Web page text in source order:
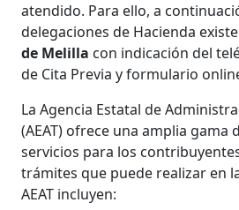
atendido. Para ello, a
delegaciones de Hacienda
de Melilla con indicación del
de Cita Previa y formulario
La Agencia Estatal de
(AEAT) ofrece una amplia gama
servicios para los
trámites que puede realizar en
AEAT incluyen: